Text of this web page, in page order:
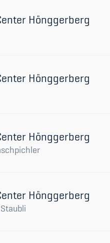
Hönggerberg
Hönggerberg
Hönggerberg
Hönggerberg